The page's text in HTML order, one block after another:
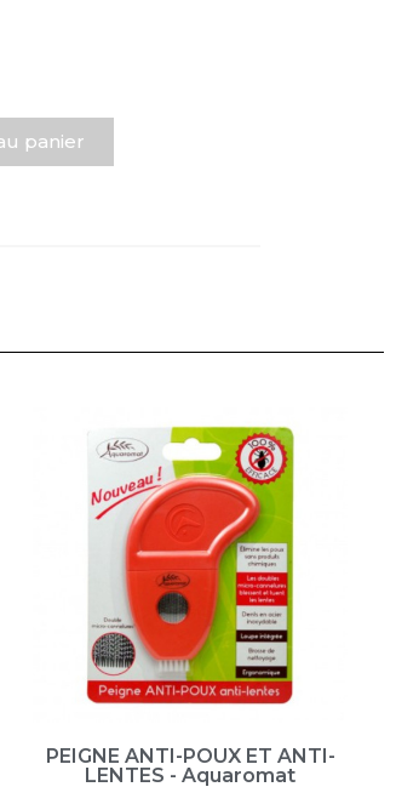
panier
PEIGNE ANTI-POUX ET ANTI-
LENTES - Aquaromat